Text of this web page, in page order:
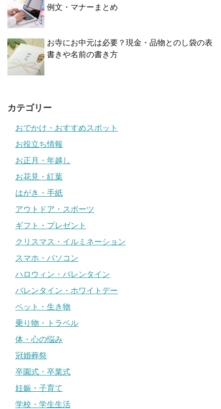
例文・マナーまとめ
お寺にお中元は必要？現金・品物とのし袋の表
書きや名前の書き方
カテゴリー
おでかけ・おすすめスポット
お役立ち情報
お正月・年越し
お花見・紅葉
はがき・手紙
アウトドア・スポーツ
ギフト・プレゼント
クリスマス・イルミネーション
スマホ・パソコン
ハロウィン・バレンタイン
バレンタイン・ホワイトデー
ペット・生き物
乗り物・トラベル
体・心の悩み
冠婚葬祭
卒園式・卒業式
妊娠・子育て
学校・学生生活